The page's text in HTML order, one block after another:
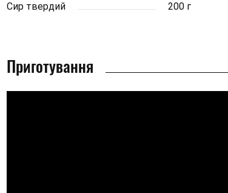
Сир твердий
200 г
Приготування